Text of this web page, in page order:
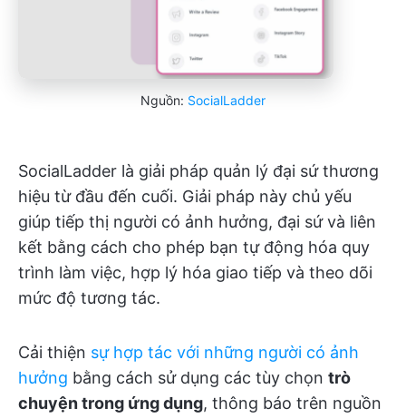
Nguồn: SocialLadder
SocialLadder là giải pháp quản lý đại sứ thương
hiệu từ đầu đến cuối. Giải pháp này chủ yếu
giúp tiếp thị người có ảnh hưởng, đại sứ và liên
kết bằng cách cho phép bạn tự động hóa quy
trình làm việc, hợp lý hóa giao tiếp và theo dõi
mức độ tương tác.
Cải thiện sự hợp tác với những người có ảnh
hưởng bằng cách sử dụng các tùy chọn trò
chuyện trong ứng dụng, thông báo trên nguồn